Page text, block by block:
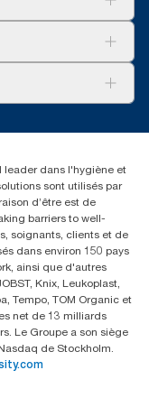
leader dans l'hygiène et
sont utilisés par
d’être est de
barriers to well-
soignants, clients et de
dans environ 150 pays
ainsi que d'autres
Knix, Leukoplast,
Tempo, TOM Organic et
net de 13 milliards
Le Groupe a son siège
de Stockholm.